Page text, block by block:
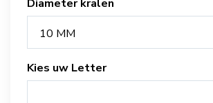
Diameter kralen
10 MM
Kies uw Letter